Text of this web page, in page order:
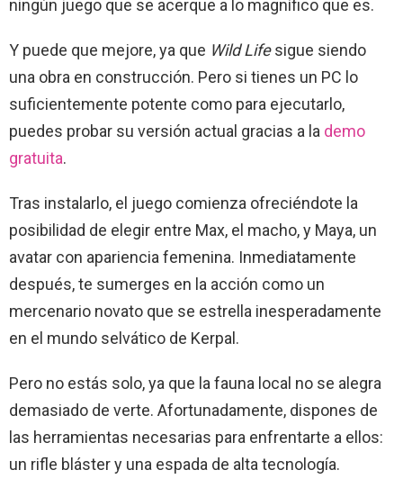
ningún juego que se acerque a lo magnífico que es.
Y puede que mejore, ya que Wild Lifesigue siendo
una obra en construcción. Pero si tienes un PC lo
suficientemente potente como para ejecutarlo,
puedes probar su versión actual gracias a la demo
gratuita.
Tras instalarlo, el juego comienza ofreciéndote la
posibilidad de elegir entre Max, el macho, y Maya, un
avatar con apariencia femenina. Inmediatamente
después, te sumerges en la acción como un
mercenario novato que se estrella inesperadamente
en el mundo selvático de Kerpal.
Pero no estás solo, ya que la fauna local no se alegra
demasiado de verte. Afortunadamente, dispones de
las herramientas necesarias para enfrentarte a ellos:
un rifle bláster y una espada de alta tecnología.